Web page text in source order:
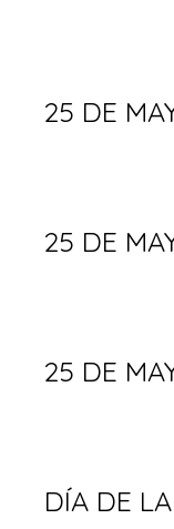
25 DE
25 DE
25 DE
DÍA DE